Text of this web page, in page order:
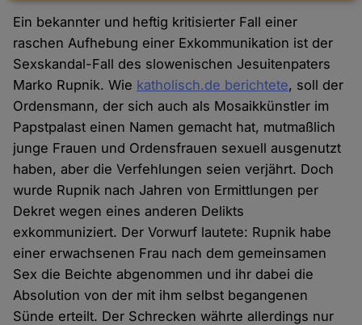
Ein bekannter und heftig kritisierter Fall einer
raschen Aufhebung einer Exkommunikation ist der
Sexskandal-Fall des slowenischen Jesuitenpaters
Marko Rupnik. Wie katholisch.de berichtete, soll der
Ordensmann, der sich auch als Mosaikkünstler im
Papstpalast einen Namen gemacht hat, mutmaßlich
junge Frauen und Ordensfrauen sexuell ausgenutzt
haben, aber die Verfehlungen seien verjährt. Doch
wurde Rupnik nach Jahren von Ermittlungen per
Dekret wegen eines anderen Delikts
exkommuniziert. Der Vorwurf lautete: Rupnik habe
einer erwachsenen Frau nach dem gemeinsamen
Sex die Beichte abgenommen und ihr dabei die
Absolution von der mit ihm selbst begangenen
Sünde erteilt. Der Schrecken währte allerdings nur
und
Cookies